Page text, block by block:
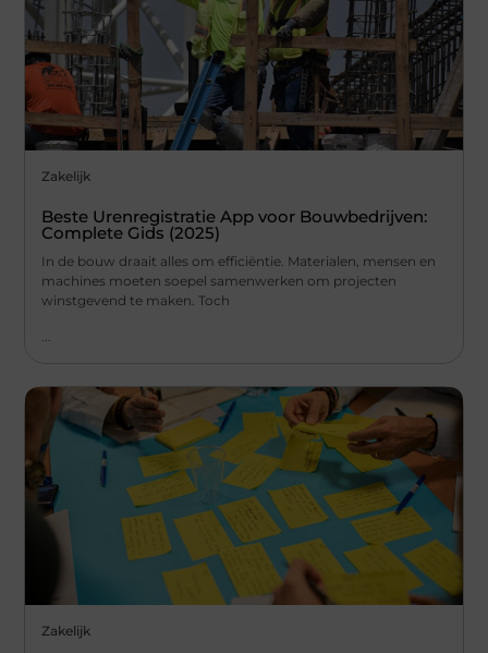
Zakelijk
Beste Urenregistratie App voor Bouwbedrijven:
Complete Gids (2025)
In de bouw draait alles om efficiëntie. Materialen, mensen en
machines moeten soepel samenwerken om projecten
winstgevend te maken. Toch
Zakelijk